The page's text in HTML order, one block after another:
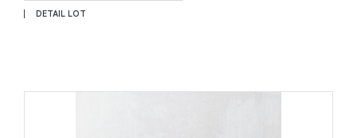
DETAIL LOT